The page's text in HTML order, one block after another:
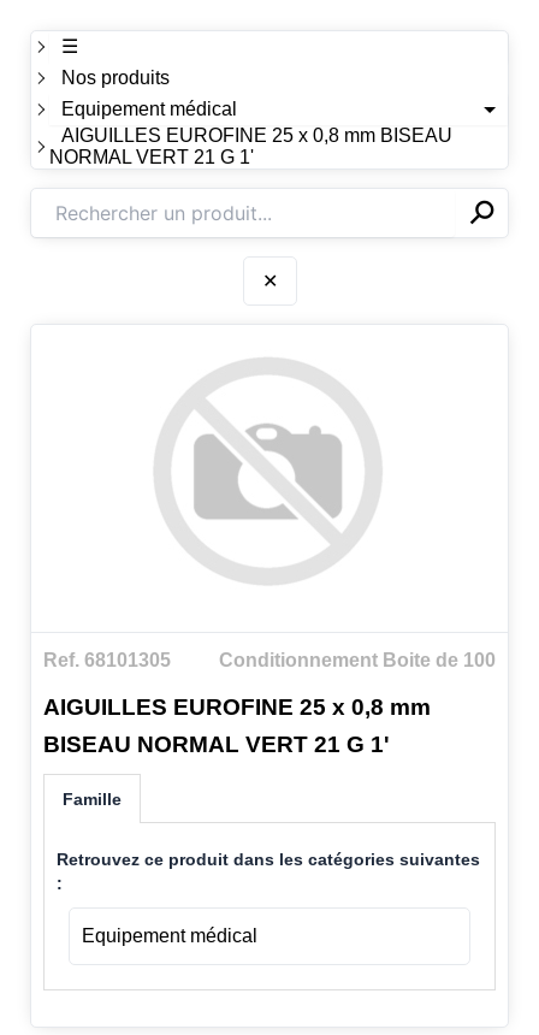
☰
Nos produits
Equipement médical
AIGUILLES EUROFINE 25 x 0,8 mm BISEAU
NORMAL VERT 21 G 1'
✕⚲
✕
Ref. 68101305 Conditionnement Boite de 100
AIGUILLES EUROFINE 25 x 0,8 mm
BISEAU NORMAL VERT 21 G 1'
Famille
Retrouvez ce produit dans les catégories suivantes
:
Equipement médical